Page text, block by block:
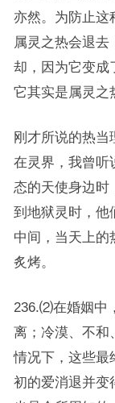
亦然。为防止这
属灵之热会退去
却，因为它变成
它其实是属灵之
刚才所说的热当
在灵界，我曾听
态的天使身边时
到地狱灵时，他
中间，当天上的
炙烤。
236.⑵在婚姻中
离；冷漠、不和
情况下，这些最
初的爱消退并变